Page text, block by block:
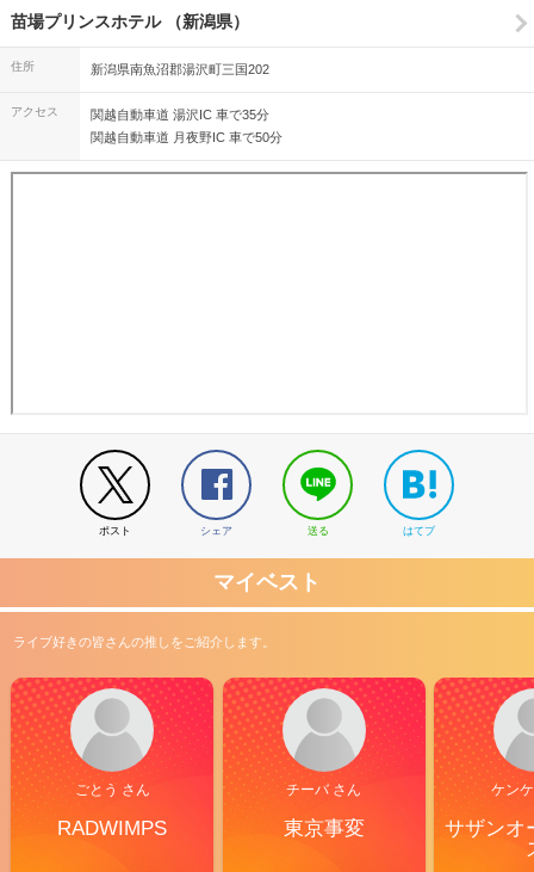
苗場プリンスホテル （新潟県）
住所 新潟県南魚沼郡湯沢町三国202
アクセス
関越自動車道 湯沢IC 車で35分
関越自動車道 月夜野IC 車で50分
ポスト シェア 送る はてブ
マイベスト
ライブ好きの皆さんの推しをご紹介します。
ごとう さん
RADWIMPS
チーバ さん
東京事変
ケン
サザンオ